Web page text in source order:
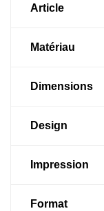
Article
Matériau
Dimensions
Design
Impression
Format